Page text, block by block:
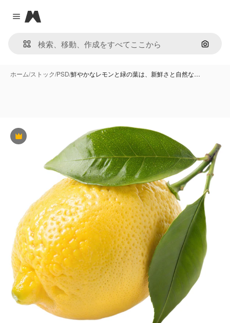
Close menu
Magnific
画像で
ホーム/ストック/PSD/鮮やかなレモンと緑の葉は、新鮮さと自然な…
Premium